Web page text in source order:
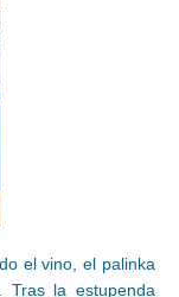
el vino, el palinka
Tras la estupenda